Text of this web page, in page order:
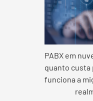
PABX em
quanto custa
funciona a